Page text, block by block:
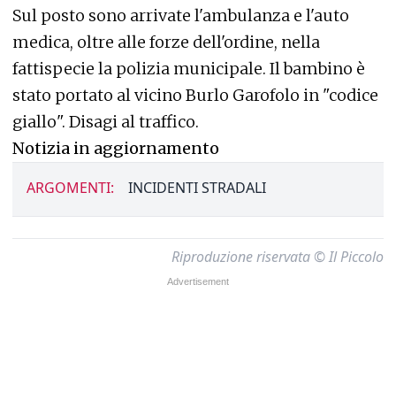
Sul posto sono arrivate l'ambulanza e l'auto
medica, oltre alle forze dell'ordine, nella
fattispecie la polizia municipale. Il bambino è
stato portato al vicino Burlo Garofolo in "codice
giallo". Disagi al traffico.
Notizia in aggiornamento
ARGOMENTI: INCIDENTI STRADALI
Riproduzione riservata © Il Piccolo